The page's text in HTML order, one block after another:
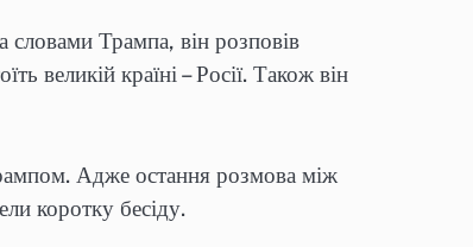
Трампа, він розповів
великій країні – Росії. Також він
Адже остання розмова між
коротку бесіду.